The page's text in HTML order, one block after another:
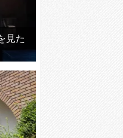
見た